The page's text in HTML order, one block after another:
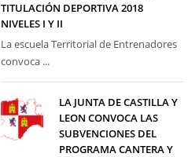
TITULACIÓN DEPORTIVA 2018
NIVELES I Y II
La escuela Territorial de Entrenadores
convoca ...
LA JUNTA DE CASTILLA Y
LEON CONVOCA LAS
SUBVENCIONES DEL
PROGRAMA CANTERA Y